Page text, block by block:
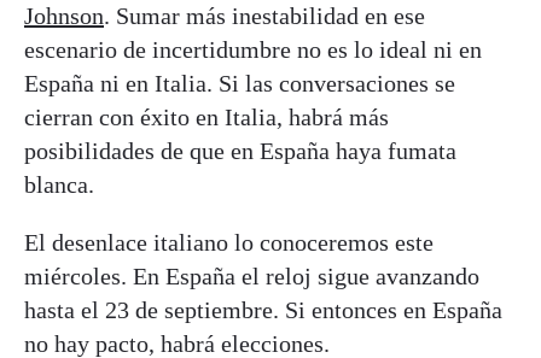
Johnson. Sumar más inestabilidad en ese
escenario de incertidumbre no es lo ideal ni en
España ni en Italia. Si las conversaciones se
cierran con éxito en Italia, habrá más
posibilidades de que en España haya fumata
blanca.
El desenlace italiano lo conoceremos este
miércoles. En España el reloj sigue avanzando
hasta el 23 de septiembre. Si entonces en España
no hay pacto, habrá elecciones.